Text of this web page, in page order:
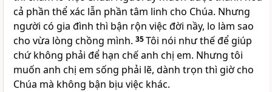
cả phần thể xác lẫn phần tâm linh cho Chúa. Nhưng
người có gia đình thì bận rộn việc đời nầy, lo làm sao
cho vừa lòng chồng mình. 35Tôi nói như thế để giúp
chứ không phải để hạn chế anh chị em. Nhưng tôi
muốn anh chị em sống phải lẽ, dành trọn thì giờ cho
Chúa mà không bận bịu việc khác.